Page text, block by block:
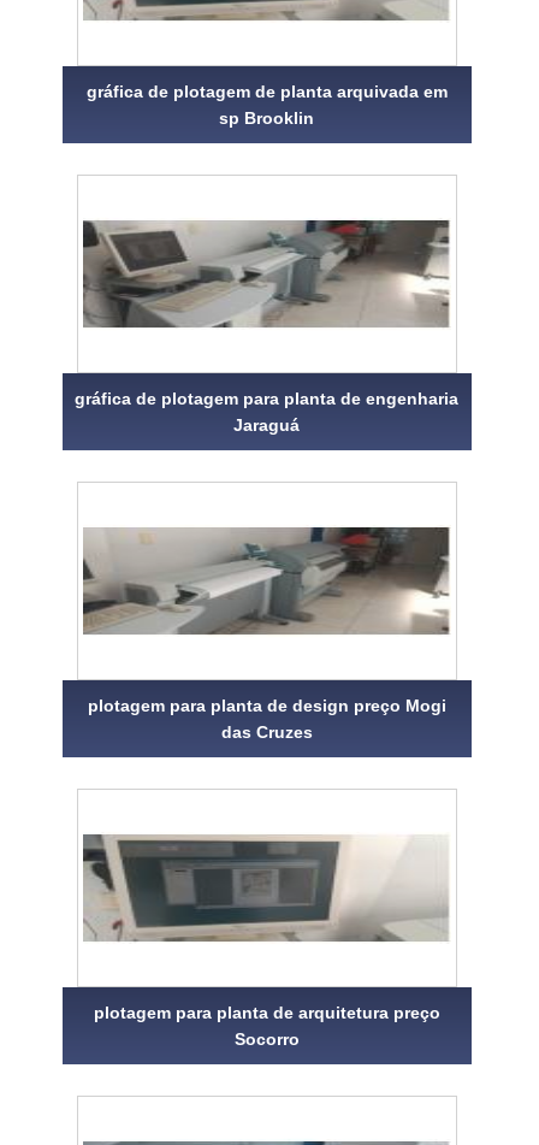
gráfica de plotagem de planta arquivada em
sp Brooklin
gráfica de plotagem para planta de engenharia
Jaraguá
plotagem para planta de design preço Mogi
das Cruzes
plotagem para planta de arquitetura preço
Socorro